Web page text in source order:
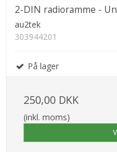
2-DIN radioramme -
au2tek
303944201
På lager
250,00 DKK
(inkl. moms)